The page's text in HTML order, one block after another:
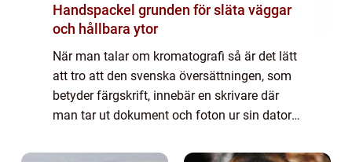
Handspackel grunden för släta väggar
och hållbara ytor
När man talar om kromatografi så är det lätt
att tro att den svenska översättningen, som
betyder färgskrift, innebär en skrivare där
man tar ut dokument och foton ur sin dator.
användningen. Kromatografi är e...